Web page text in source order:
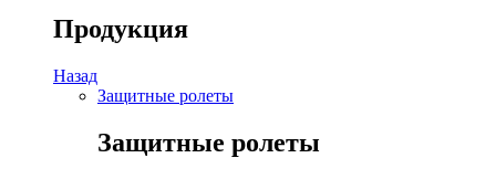
Продукция
Назад
Защитные ролеты
Защитные ролеты